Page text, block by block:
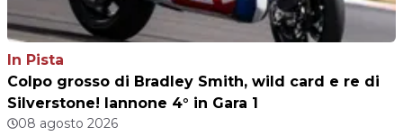
In Pista
Colpo grosso di Bradley Smith, wild card e re di
Silverstone! Iannone 4° in Gara 1
08 agosto 2026